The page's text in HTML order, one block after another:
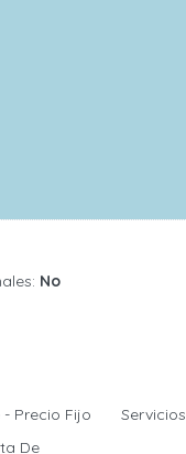
No
Servicios